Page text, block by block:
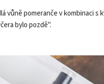
vůně pomeranče v kombinaci s
bylo pozdě".